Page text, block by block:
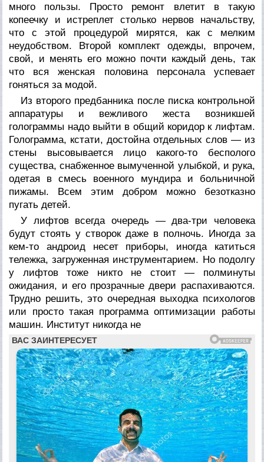
много пользы. Просто ремонт влетит в такую
копеечку и истреплет столько нервов начальству,
что с этой процедурой мирятся, как с мелким
неудобством. Второй комплект одежды, впрочем,
свой, и менять его можно почти каждый день, так
что вся женская половина персонала успевает
гоняться за модой.
Из второго предбанника после писка контрольной
аппаратуры и вежливого жеста возникшей
голограммы надо выйти в общий коридор к лифтам.
Голограмма, кстати, достойна отдельных слов — из
стены высовывается лицо какого-то бесполого
существа, снабженное вымученной улыбкой, и рука,
одетая в смесь военного мундира и больничной
пижамы. Всем этим добром можно безотказно
пугать детей.
У лифтов всегда очередь — два-три человека
будут стоять у створок даже в полночь. Иногда за
кем-то андроид несет приборы, иногда катиться
тележка, загруженная инструментарием. Но подолгу
у лифтов тоже никто не стоит — полминуты
ожидания, и его прозрачные двери распахиваются.
Трудно решить, это очередная выходка психологов
или просто такая программа оптимизации работы
машин. Институт никогда не